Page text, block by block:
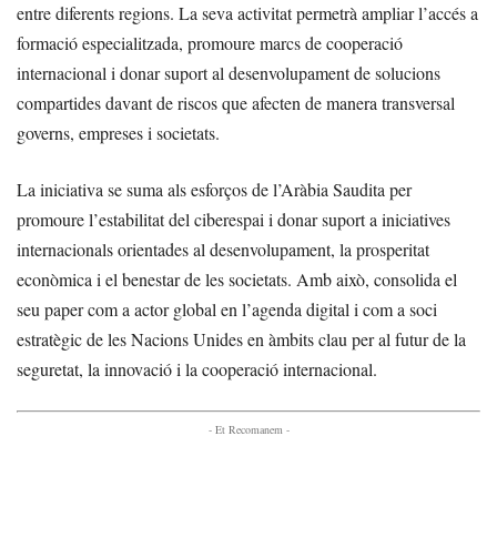
entre diferents regions. La seva activitat permetrà ampliar l’accés a
formació especialitzada, promoure marcs de cooperació
internacional i donar suport al desenvolupament de solucions
compartides davant de riscos que afecten de manera transversal
governs, empreses i societats.
La iniciativa se suma als esforços de l’Aràbia Saudita per
promoure l’estabilitat del ciberespai i donar suport a iniciatives
internacionals orientades al desenvolupament, la prosperitat
econòmica i el benestar de les societats. Amb això, consolida el
seu paper com a actor global en l’agenda digital i com a soci
estratègic de les Nacions Unides en àmbits clau per al futur de la
seguretat, la innovació i la cooperació internacional.
- Et Recomanem -